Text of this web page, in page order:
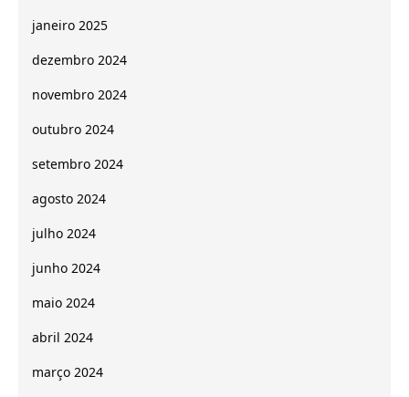
janeiro 2025
dezembro 2024
novembro 2024
outubro 2024
setembro 2024
agosto 2024
julho 2024
junho 2024
maio 2024
abril 2024
março 2024